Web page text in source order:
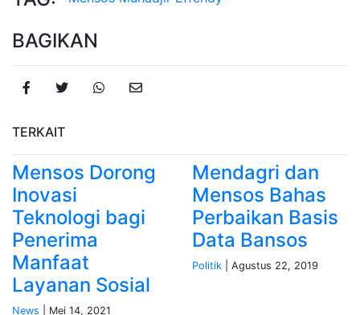
BAGIKAN
TERKAIT
Mensos Dorong
Inovasi
Teknologi bagi
Penerima
Manfaat
Layanan Sosial
News | Mei 14, 2021
Mendagri dan
Mensos Bahas
Perbaikan Basis
Data Bansos
Politik | Agustus 22, 2019